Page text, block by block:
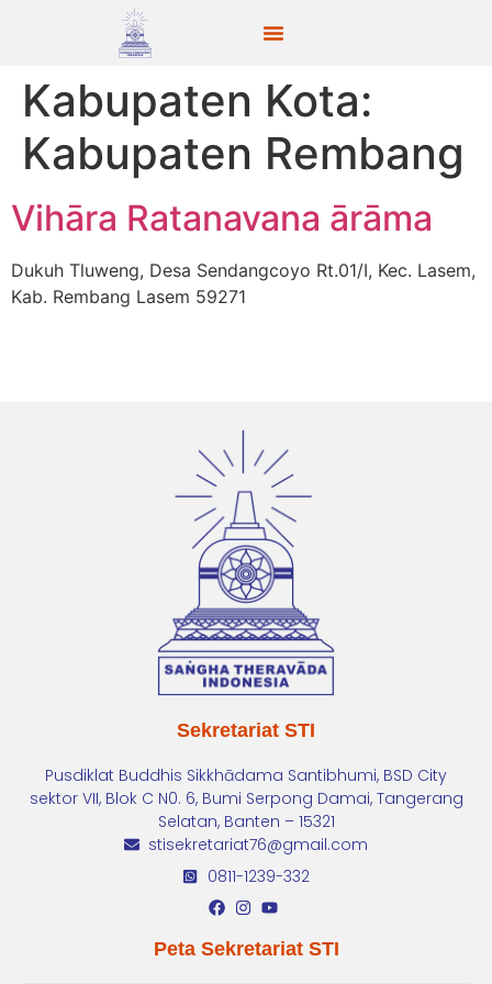
Kabupaten Kota:
Kabupaten Rembang
Vihāra Ratanavana ārāma
Dukuh Tluweng, Desa Sendangcoyo Rt.01/I, Kec. Lasem,
Kab. Rembang Lasem 59271
Sekretariat STI
Pusdiklat Buddhis Sikkhādama Santibhumi, BSD City
sektor VII, Blok C N0. 6, Bumi Serpong Damai, Tangerang
Selatan, Banten – 15321
stisekretariat76@gmail.com
0811-1239-332
Peta Sekretariat STI